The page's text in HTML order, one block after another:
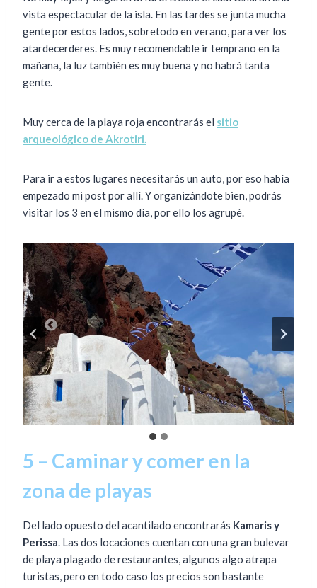
vista espectacular de la isla. En las tardes se junta mucha
gente por estos lados, sobretodo en verano, para ver los
atardecerderes. Es muy recomendable ir temprano en la
mañana, la luz también es muy buena y no habrá tanta
gente.
Muy cerca de la playa roja encontrarás el sitio
arqueológico de Akrotiri.
Para ir a estos lugares necesitarás un auto, por eso había
empezado mi post por allí. Y organizándote bien, podrás
visitar los 3 en el mismo día, por ello los agrupé.
5 – Caminar y comer en la
zona de playas
Del lado opuesto del acantilado encontrarás Kamaris y
Perissa . Las dos locaciones cuentan con una gran bulevar
de playa plagado de restaurantes, algunos algo atrapa
turistas, pero en todo caso los precios son bastante